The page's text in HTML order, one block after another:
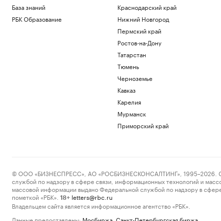
База знаний
РБК Образование
Краснодарский край
Нижний Новгород
Пермский край
Ростов-на-Дону
Татарстан
Тюмень
Черноземье
Кавказ
Карелия
Мурманск
Приморский край
© ООО «БИЗНЕСПРЕСС», АО «РОСБИЗНЕСКОНСАЛТИНГ», 1995–2026.
службой по надзору в сфере связи, информационных технологий и
массовой информации выдано Федеральной службой по надзору в
пометкой «РБК».
18+ letters@rbc.ru
Владельцем сайта является информационное агентство «РБК».